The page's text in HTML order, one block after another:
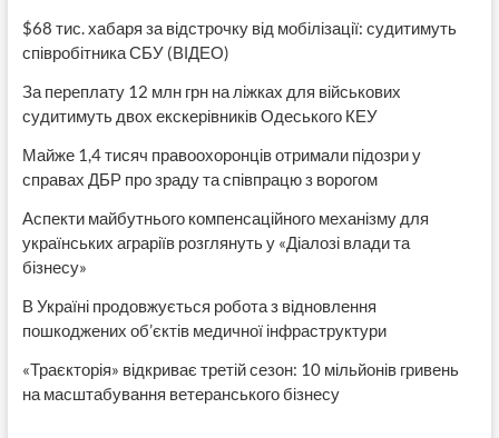
$68 тис. хабаря за відстрочку від мобілізації: судитимуть
співробітника СБУ (ВІДЕО)
За переплату 12 млн грн на ліжках для військових
судитимуть двох екскерівників Одеського КЕУ
Майже 1,4 тисяч правоохоронців отримали підозри у
справах ДБР про зраду та співпрацю з ворогом
Аспекти майбутнього компенсаційного механізму для
українських аграріїв розглянуть у «Діалозі влади та
бізнесу»
В Україні продовжується робота з відновлення
пошкоджених об’єктів медичної інфраструктури
«Траєкторія» відкриває третій сезон: 10 мільйонів гривень
на масштабування ветеранського бізнесу